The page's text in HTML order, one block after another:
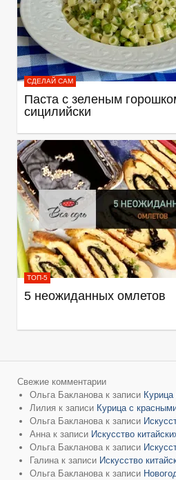
СДЕЛАЙ САМ
Паста с зеленым
сицилийски
ТОП-5
5 неожиданных омлетов
Свежие комментарии
Ольга Бакланова к записи
Лилия к записи Курица с
Ольга Бакланова к записи
Анна к записи Искусство
Ольга Бакланова к записи
Галина к записи Искусство
Ольга Бакланова к записи